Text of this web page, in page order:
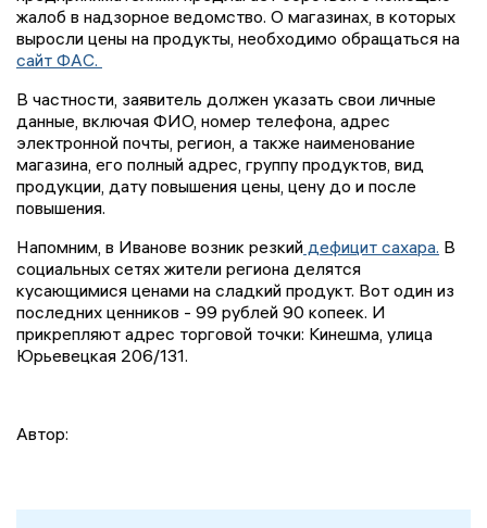
жалоб в надзорное ведомство. О магазинах, в которых
выросли цены на продукты, необходимо обращаться на
сайт ФАС.
В частности, заявитель должен указать свои личные
данные, включая ФИО, номер телефона, адрес
электронной почты, регион, а также наименование
магазина, его полный адрес, группу продуктов, вид
продукции, дату повышения цены, цену до и после
повышения.
Напомним, в Иванове возник резкий дефицит сахара. В
социальных сетях жители региона делятся
кусающимися ценами на сладкий продукт. Вот один из
последних ценников - 99 рублей 90 копеек. И
прикрепляют адрес торговой точки: Кинешма, улица
Юрьевецкая 206/131.
Автор: